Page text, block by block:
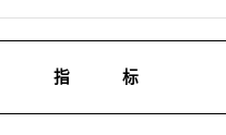
指 标